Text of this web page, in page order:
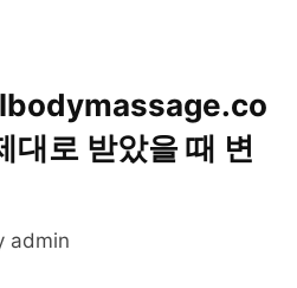
대로 받았을 때 변
admin